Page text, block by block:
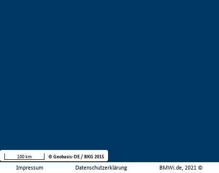
Impressum Datenschutzerklärung BMWi.de, 2021 ©
100 km © Geobasis-DE / BKG 2015